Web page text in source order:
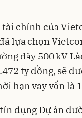
tài chính của
lựa chọn
dây 500 kV
tỷ đồng, sẽ
hạn vay vốn là
dụng Dự án